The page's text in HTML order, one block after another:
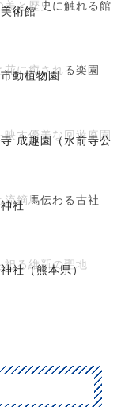
術館
美と歴史に触れる館
動植物園
花に癒される楽園
成趣園（水前寺公
映す優美な回遊庭園
社
流鏑馬伝わる古社
社（熊本県）
祀る維新の聖地